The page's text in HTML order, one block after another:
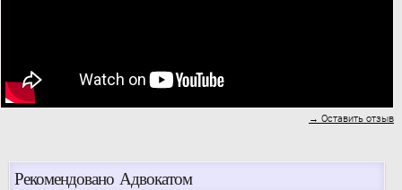
→ Оставить отзыв
Рекомендовано Адвокатом